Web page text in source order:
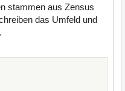
stammen aus Zensus
das Umfeld und